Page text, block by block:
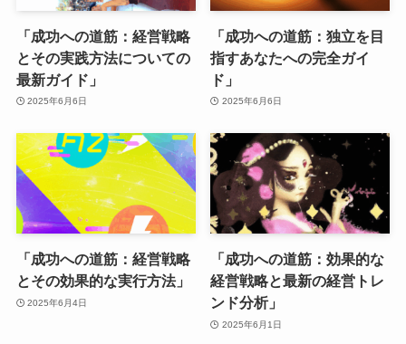
「成功への道筋：経営戦略
とその実践方法についての
最新ガイド」
2025年6月6日
「成功への道筋：独立を目
指すあなたへの完全ガイ
ド」
2025年6月6日
「成功への道筋：経営戦略
とその効果的な実行方法」
2025年6月4日
「成功への道筋：効果的な
経営戦略と最新の経営トレ
ンド分析」
2025年6月1日